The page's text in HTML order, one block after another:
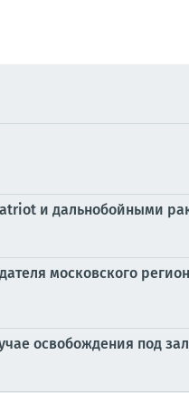
и дальнобойными
московского
освобождения под